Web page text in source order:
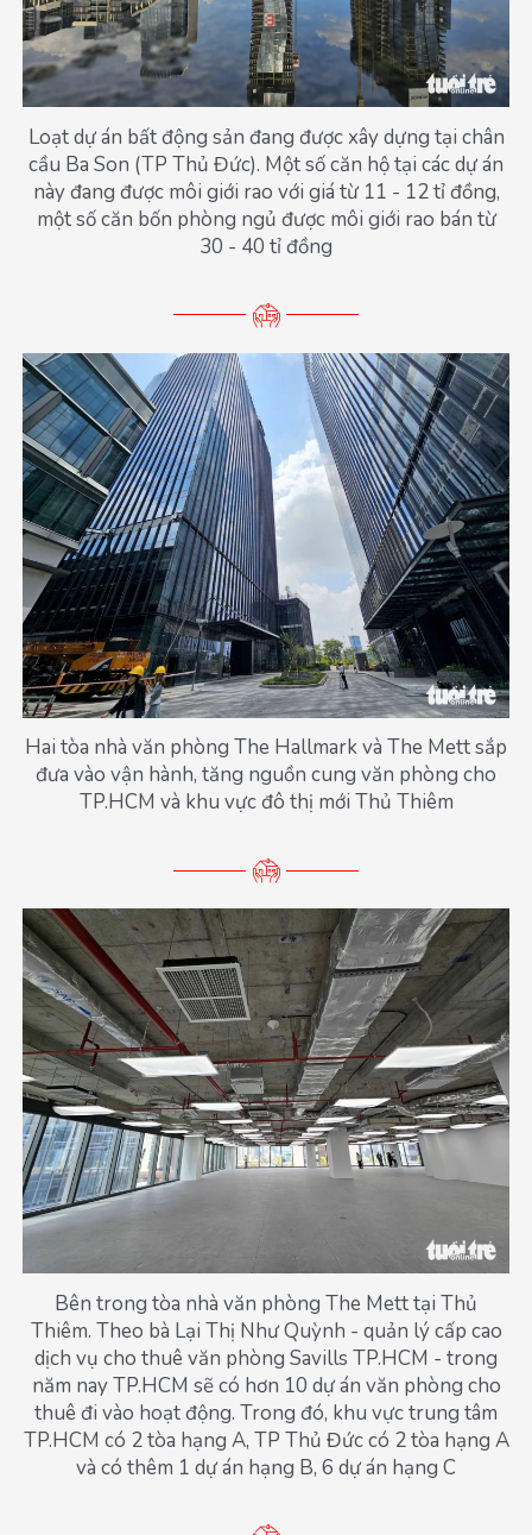
Loạt dự án bất động sản đang được xây dựng tại chân
cầu Ba Son (TP Thủ Đức). Một số căn hộ tại các dự án
này đang được môi giới rao với giá từ 11 - 12 tỉ đồng,
một số căn bốn phòng ngủ được môi giới rao bán từ
30 - 40 tỉ đồng
Hai tòa nhà văn phòng The Hallmark và The Mett sắp
đưa vào vận hành, tăng nguồn cung văn phòng cho
TP.HCM và khu vực đô thị mới Thủ Thiêm
Bên trong tòa nhà văn phòng The Mett tại Thủ
Thiêm. Theo bà Lại Thị Như Quỳnh - quản lý cấp cao
dịch vụ cho thuê văn phòng Savills TP.HCM - trong
năm nay TP.HCM sẽ có hơn 10 dự án văn phòng cho
thuê đi vào hoạt động. Trong đó, khu vực trung tâm
TP.HCM có 2 tòa hạng A, TP Thủ Đức có 2 tòa hạng A
và có thêm 1 dự án hạng B, 6 dự án hạng C